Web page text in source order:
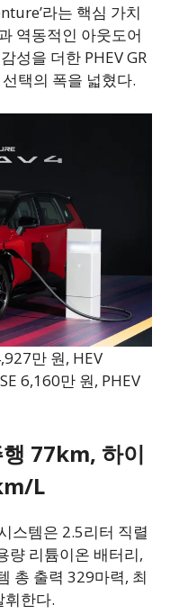
라는 핵심 가치
역동적인 아웃도어
성을 더한 PHEV GR
택의 폭을 넓혔다.
만 원, HEV
6,160만 원, PHEV
행 77km, 하이
L
스템은 2.5리터 직렬
량 리튬이온 배터리,
총 출력 329마력, 최
휘한다.